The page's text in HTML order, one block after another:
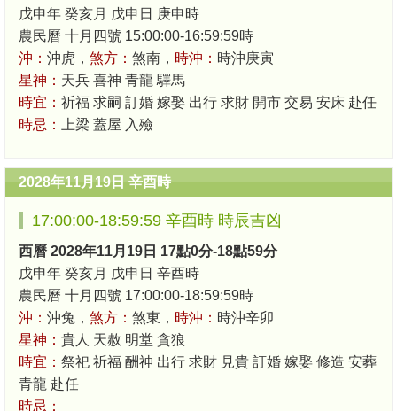
戊申年 癸亥月 戊申日 庚申時
農民曆 十月四號 15:00:00-16:59:59時
沖： 沖虎， 煞方： 煞南， 時沖： 時沖庚寅
星神： 天兵 喜神 青龍 驛馬
時宜： 祈福 求嗣 訂婚 嫁娶 出行 求財 開市 交易 安床 赴任
時忌：
上梁 蓋屋 入殮
2028年11月19日 辛酉時
17:00:00-18:59:59 辛酉時 時辰吉凶
西曆 2028年11月19日 17點0分-18點59分
戊申年 癸亥月 戊申日 辛酉時
農民曆 十月四號 17:00:00-18:59:59時
沖： 沖兔， 煞方： 煞東， 時沖： 時沖辛卯
星神： 貴人 天赦 明堂 貪狼
時宜： 祭祀 祈福 酬神 出行 求財 見貴 訂婚 嫁娶 修造 安葬
青龍 赴任
時忌：